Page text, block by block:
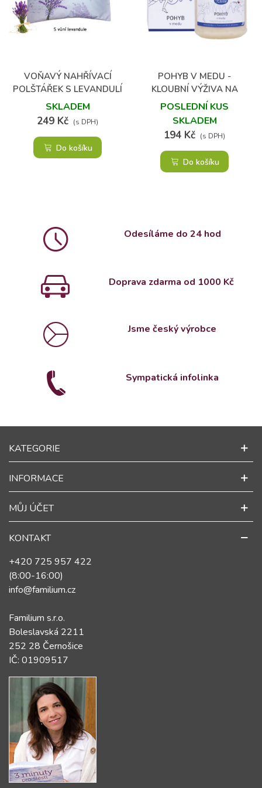
VOŇAVÝ NAHŘÍVACÍ
POLŠTÁŘEK S LEVANDULÍ
SKLADEM
249 Kč (s DPH)
Do košíku
POHYB V MEDU -
KLOUBNÍ VÝŽIVA NA
LŽIČKU
POSLEDNÍ KUS
SKLADEM
194 Kč (s DPH)
Do košíku
Odesíláme do 24 hod
Doprava zdarma od 1000 Kč
Jsme český výrobce
Sympatická infolinka
KATEGORIE
INFORMACE
MŮJ ÚČET
KONTAKT
+420 725 957 422
(8:00-16:00)
info@familium.cz
Familium s.r.o.
Boleslavská 2211
252 28 Černošice
IČ: 01909517